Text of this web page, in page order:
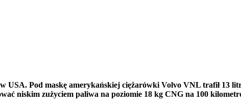
USA. Pod maskę amerykańskiej ciężarówki Volvo VNL trafił 13
niskim zużyciem paliwa na poziomie 18 kg CNG na 100